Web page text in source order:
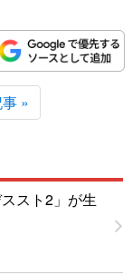
»
スト2」が生